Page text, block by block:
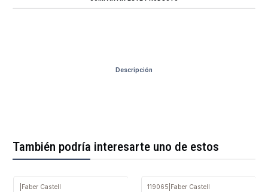
Descripción
También podría interesarte uno de estos
Faber Castell 119065 Faber Castell